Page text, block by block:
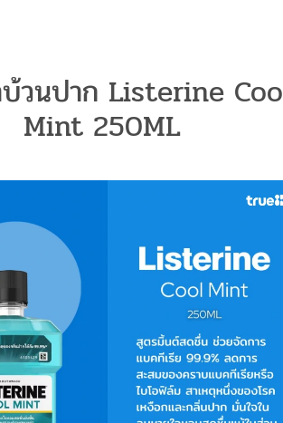
วนปาก Listerine
Mint 250ML